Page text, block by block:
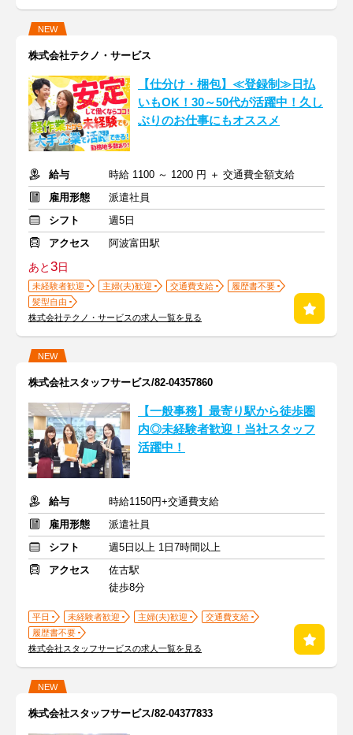
NEW
株式会社テクノ・サービス
【仕分け・梱包】≪登録制≫日払
いもOK！30～50代が活躍中！久し
ぶりのお仕事にもオススメ
給与
時給 1100 ～ 1200 円 ＋ 交通費全額支給
雇用形態
派遣社員
シフト
週5日
アクセス
阿波富田駅
あと3日
未経験者歓迎 主婦(夫)歓迎 交通費支給
履歴書不要
髪型自由
株式会社テクノ・サービスの求人一覧を見る
NEW
株式会社スタッフサービス/82-04357860
【一般事務】最寄り駅から徒歩圏
内◎未経験者歓迎！当社スタッフ
活躍中！
給与
時給1150円+交通費支給
雇用形態
派遣社員
シフト
週5日以上 1日7時間以上
アクセス
佐古駅
徒歩8分
平日 未経験者歓迎 主婦(夫)歓迎
交通費支給
履歴書不要
株式会社スタッフサービスの求人一覧を見る
NEW
株式会社スタッフサービス/82-04377833